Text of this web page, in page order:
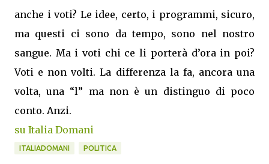
anche i voti? Le idee, certo, i programmi, sicuro,
ma questi ci sono da tempo, sono nel nostro
sangue. Ma i voti chi ce li porterà d’ora in poi?
Voti e non volti. La differenza la fa, ancora una
volta, una “l” ma non è un distinguo di poco
conto. Anzi.
su Italia Domani
ITALIADOMANI POLITICA